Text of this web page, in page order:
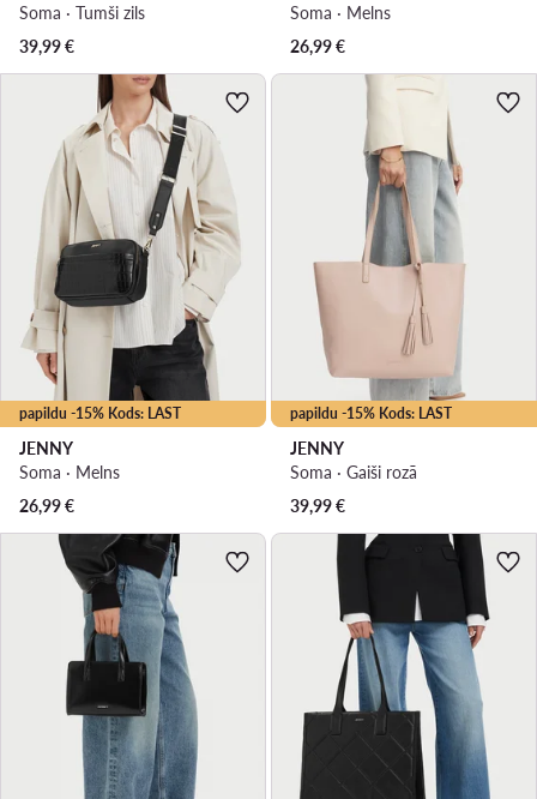
Soma · Tumši zils
39,99€
Soma · Melns
26,99€
papildu -15% Kods: LAST
JENNY
Soma · Melns
26,99€
papildu -15% Kods: LAST
JENNY
Soma · Gaiši rozā
39,99€